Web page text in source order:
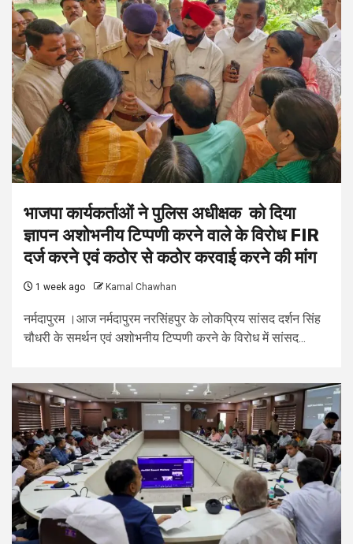
भाजपा कार्यकर्ताओं ने पुलिस अधीक्षक को दिया
ज्ञापन अशोभनीय टिप्पणी करने वाले के विरोध FIR
दर्ज करने एवं कठोर से कठोर करवाई करने की मांग
1 week ago Kamal Chawhan
नर्मदापुरम ।आज नर्मदापुरम नरसिंहपुर के लोकप्रिय सांसद दर्शन सिंह
चौधरी के समर्थन एवं अशोभनीय टिप्पणी करने के विरोध में सांसद...